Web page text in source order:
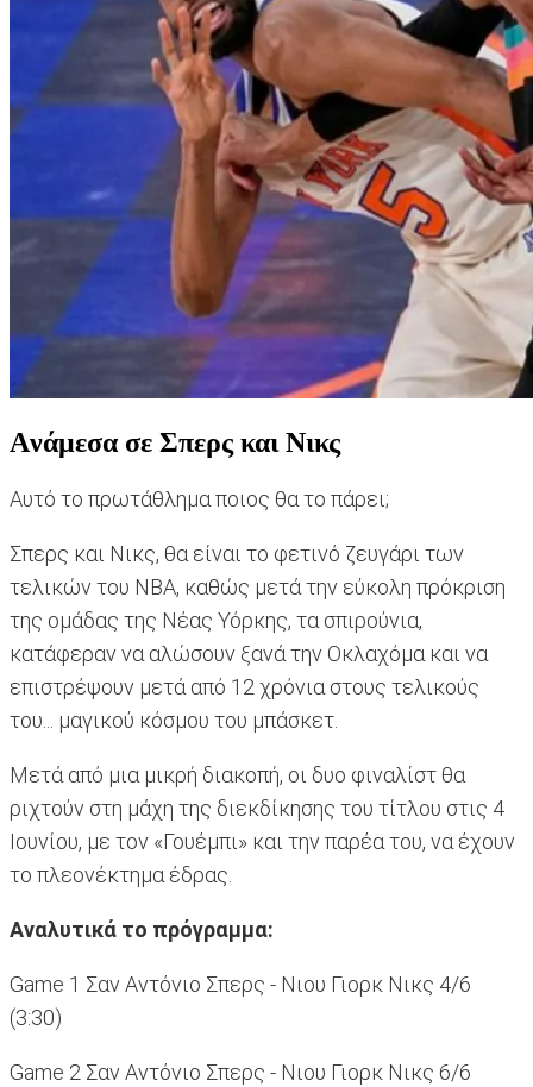
Aνάμεσα σε Σπερς και Νικς
Αυτό το πρωτάθλημα ποιος θα το πάρει;
Σπερς και Νικς, θα είναι το φετινό ζευγάρι των
τελικών του ΝΒΑ, καθώς μετά την εύκολη πρόκριση
της ομάδας της Νέας Υόρκης, τα σπιρούνια,
κατάφεραν να αλώσουν ξανά την Οκλαχόμα και να
επιστρέψουν μετά από 12 χρόνια στους τελικούς
του... μαγικού κόσμου του μπάσκετ.
Μετά από μια μικρή διακοπή, οι δυο φιναλίστ θα
ριχτούν στη μάχη της διεκδίκησης του τίτλου στις 4
Ιουνίου, με τον «Γουέμπι» και την παρέα του, να έχουν
το πλεονέκτημα έδρας.
Αναλυτικά το πρόγραμμα:
Game 1 Σαν Αντόνιο Σπερς - Νιου Γιορκ Νικς 4/6
(3:30)
Game 2 Σαν Αντόνιο Σπερς - Νιου Γιορκ Νικς 6/6